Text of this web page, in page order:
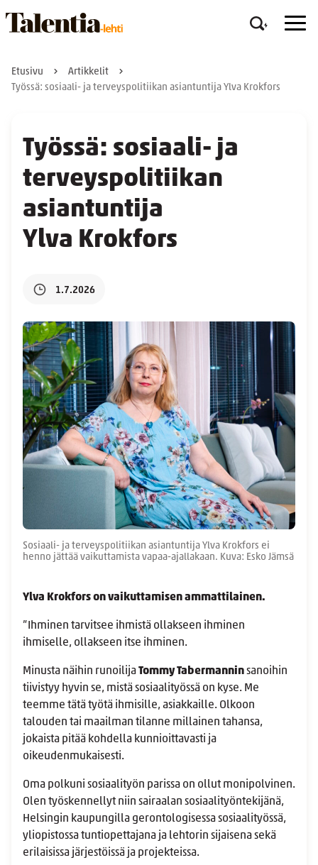
Etusivu
Artikkelit
Työssä: sosiaali- ja terveyspolitiikan asiantuntija Ylva Krokfors
Työssä: sosiaali- ja
terveyspolitiikan
asiantuntija
Ylva Krokfors
1.7.2026
Sosiaali- ja terveyspolitiikan asiantuntija Ylva Krokfors ei
henno jättää vaikuttamista vapaa-ajallakaan. Kuva: Esko Jämsä
Ylva Krokfors on vaikuttamisen ammattilainen.
”Ihminen tarvitsee ihmistä ollakseen ihminen
ihmiselle, ollakseen itse ihminen.
Minusta näihin runoilijaTommy Tabermanninsanoihin
tiivistyy hyvin se, mistä sosiaalityössä on kyse. Me
teemme tätä työtä ihmisille, asiakkaille. Olkoon
talouden tai maailman tilanne millainen tahansa,
jokaista pitää kohdella kunnioittavasti ja
oikeudenmukaisesti.
Oma polkuni sosiaalityön parissa on ollut monipolvinen.
Olen työskennellyt niin sairaalan sosiaalityöntekijänä,
Helsingin kaupungilla gerontologisessa sosiaalityössä,
yliopistossa tuntiopettajana ja lehtorin sijaisena sekä
erilaisissa järjestöissä ja projekteissa.